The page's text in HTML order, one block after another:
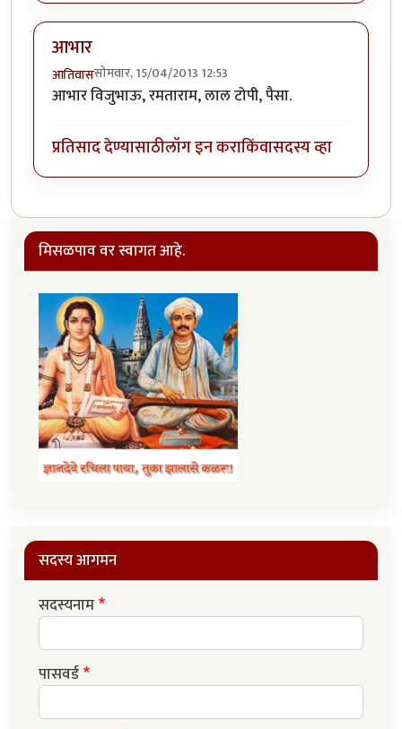
आभार
आतिवाससोमवार, 15/04/2013 12:53
आभार विजुभाऊ, रमताराम, लाल टोपी, पैसा.
प्रतिसाद देण्यासाठीलॉग इन कराकिंवासदस्य व्हा
मिसळपाव वर स्वागत आहे.
सदस्य आगमन
सदस्यनाम
पासवर्ड